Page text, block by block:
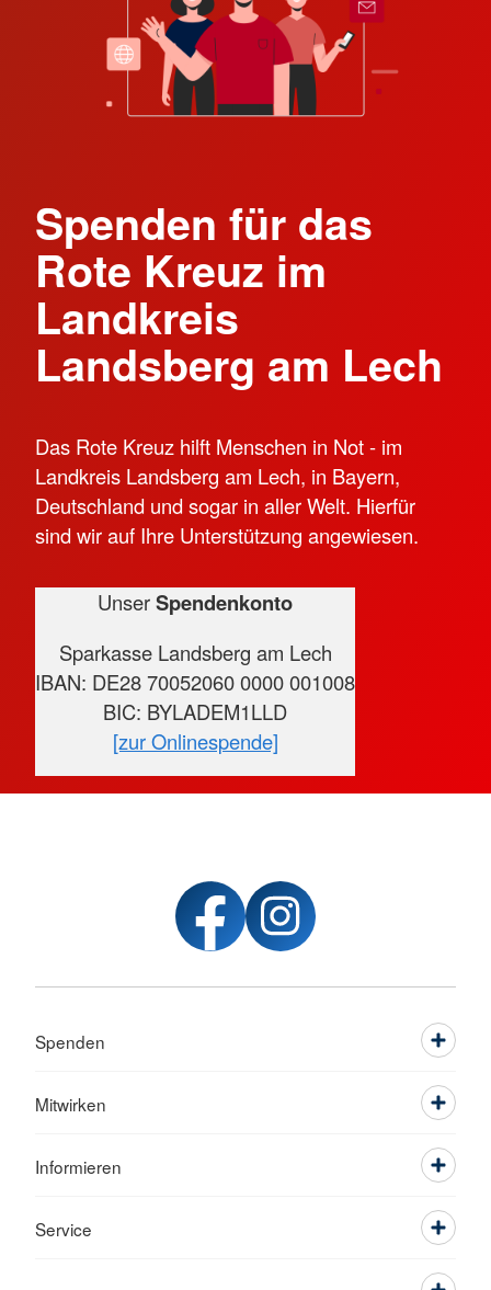
Spenden für das
Rote Kreuz im
Landkreis
Landsberg am Lech
Das Rote Kreuz hilft Menschen in Not - im
Landkreis Landsberg am Lech, in Bayern,
Deutschland und sogar in aller Welt. Hierfür
sind wir auf Ihre Unterstützung angewiesen.
UnserSpendenkonto
Sparkasse Landsberg am Lech
IBAN: DE28 70052060 0000 001008
BIC: BYLADEM1LLD
[zur Onlinespende]
Spenden
Mitwirken
Informieren
Service